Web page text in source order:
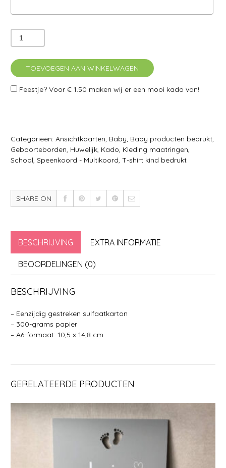
TOEVOEGEN AAN WINKELWAGEN
Feestje? Voor € 1.50 maken wij er een mooi kado van!
Categorieën: Ansichtkaarten Baby Baby producten bedrukt
Geboorteborden Huwelijk Kado Kleding maatringen
School Speenkoord - Multikoord T-shirt kind bedrukt
SHARE ON
BESCHRIJVING EXTRA INFORMATIE
BEOORDELINGEN (0)
BESCHRIJVING
– Eenzijdig gestreken sulfaatkarton
– 300-grams papier
– A6-formaat: 10,5 x 14,8 cm
GERELATEERDE PRODUCTEN